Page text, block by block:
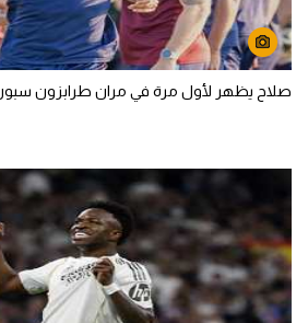
صلاح يظهر لأول مرة في مران طرابزون سبور